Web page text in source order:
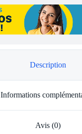
Description
Informations
Avis (0)